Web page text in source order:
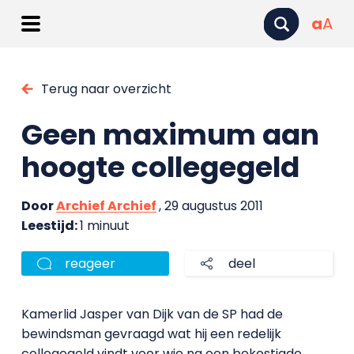
aA
Terug naar overzicht
Geen maximum aan
hoogte collegegeld
DoorArchief Archief, 29 augustus 2011
Leestijd:1 minuut
reageer deel
Kamerlid Jasper van Dijk van de SP had de
bewindsman gevraagd wat hij een redelijk